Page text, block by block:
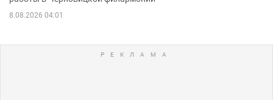
8.08.2026 04:01